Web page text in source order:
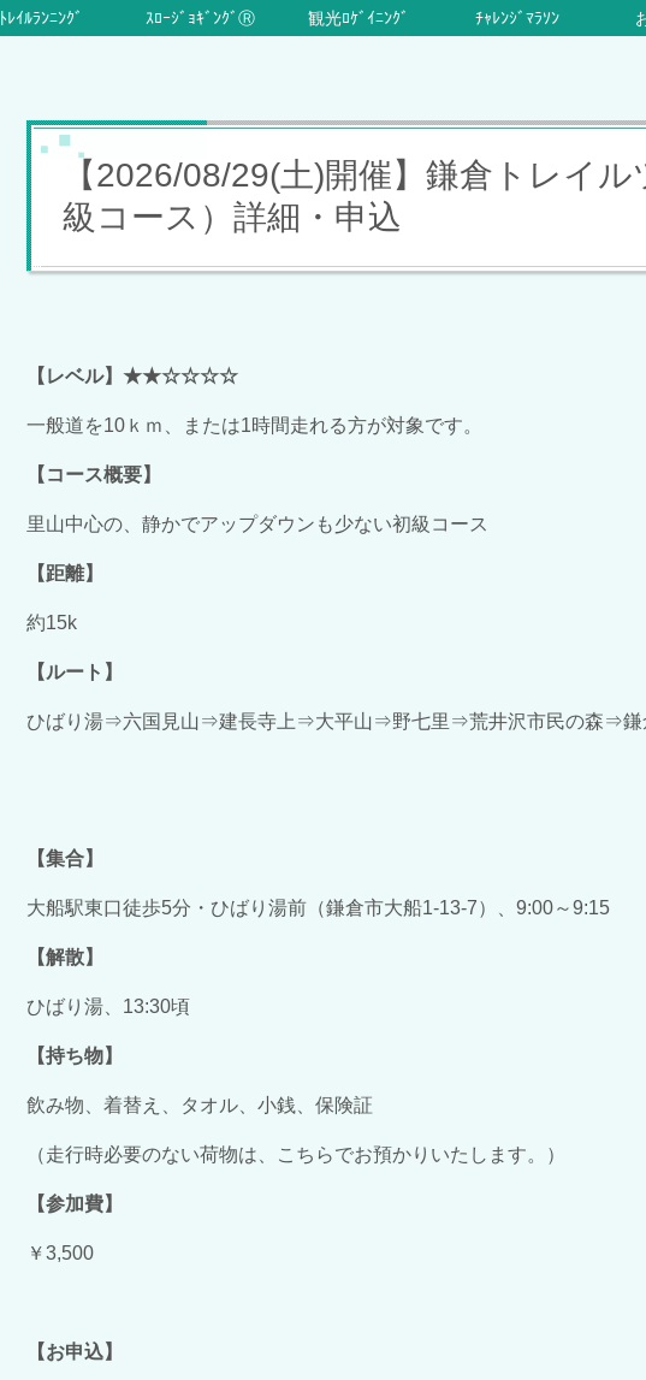
ﾄﾚｲﾙﾗﾝﾆﾝｸﾞ ｽﾛｰｼﾞｮｷﾞﾝｸﾞⓇ 観光ﾛｹﾞｲﾆﾝｸﾞ ﾁｬﾚﾝｼﾞﾏﾗｿﾝ
【2026/08/29(土)開催】鎌倉トレイ
級コース）詳細・申込
【レベル】★★☆☆☆☆
一般道を10ｋｍ、または1時間走れる方が対象です。
【コース概要】
里山中心の、静かでアップダウンも少ない初級コース
【距離】
約15k
【ルート】
ひばり湯⇒六国見山⇒建長寺上⇒大平山⇒野七里⇒荒井沢市民の森⇒
【集合】
大船駅東口徒歩5分・ひばり湯前（鎌倉市大船1-13-7）、9:00～9:15
【解散】
ひばり湯、13:30頃
【持ち物】
飲み物、着替え、タオル、小銭、保険証
（走行時必要のない荷物は、こちらでお預かりいたします。）
【参加費】
￥3,500
【お申込】